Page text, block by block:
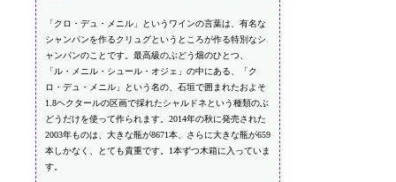
「クロ・デュ・メニル」というワインの言葉は、有名な
シャンパンを作るクリュグというところが作る特別なシ
ャンパンのことです。最高級のぶどう畑のひとつ、
「ル・メニル・シュール・オジェ」の中にある、「ク
ロ・デュ・メニル」という名の、石垣で囲まれたおよそ
1.8ヘクタールの区画で採れたシャルドネという種類のぶ
どうだけを使って作られます。2014年の秋に発売された
2003年ものは、大きな瓶が8671本、さらに大きな瓶が659
本しかなく、とても貴重です。1本ずつ木箱に入っていま
す。